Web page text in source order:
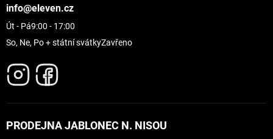
info@eleven.cz
Út - Pá9:00 - 17:00
So, Ne, Po + státní svátkyZavřeno
PRODEJNA JABLONEC N. NISOU